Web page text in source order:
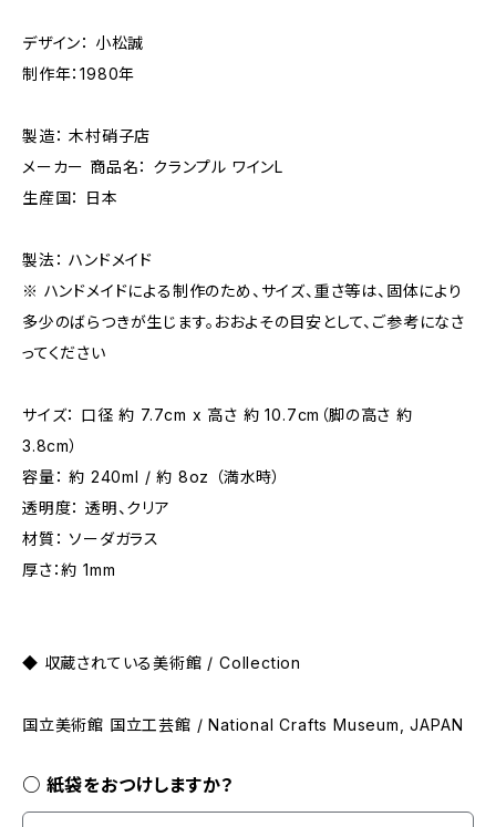
デザイン： 小松誠
制作年：1980年
製造： 木村硝子店
メーカー 商品名： クランプル ワインL
生産国： 日本
製法： ハンドメイド
※ ハンドメイドによる制作のため、サイズ、重さ等は、固体により
多少のばらつきが生じます。おおよその目安として、ご参考になさ
ってください
サイズ： 口径 約 7.7cm x 高さ 約 10.7cm（脚の高さ 約
3.8cm）
容量： 約 240ml / 約 8oz （満水時）
透明度： 透明、クリア
材質： ソーダガラス
厚さ：約 1mm
◆ 収蔵されている美術館 / Collection
国立美術館 国立工芸館 / National Crafts Museum, JAPAN
○ 紙袋をおつけしますか？